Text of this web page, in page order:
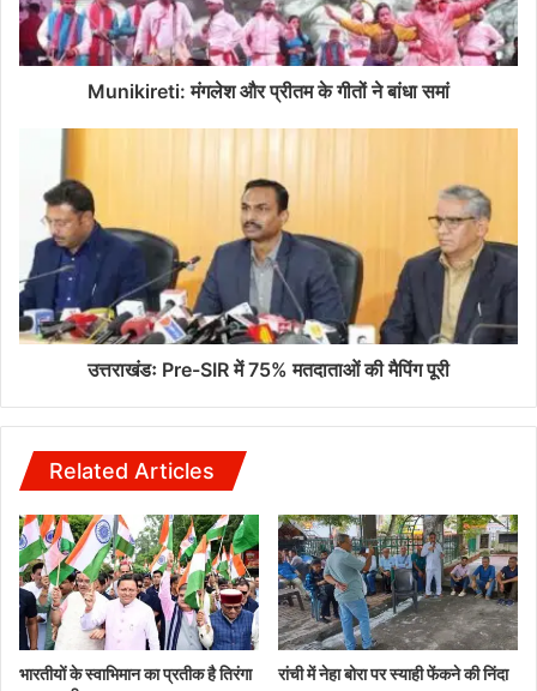
Munikireti: मंगलेश और प्रीतम के गीतों ने बांधा समां
उत्तराखंडः Pre-SIR में 75% मतदाताओं की मैपिंग पूरी
Related Articles
भारतीयों के स्वाभिमान का प्रतीक है तिरंगा
रांची में नेहा बोरा पर स्याही फेंकने की निंदा